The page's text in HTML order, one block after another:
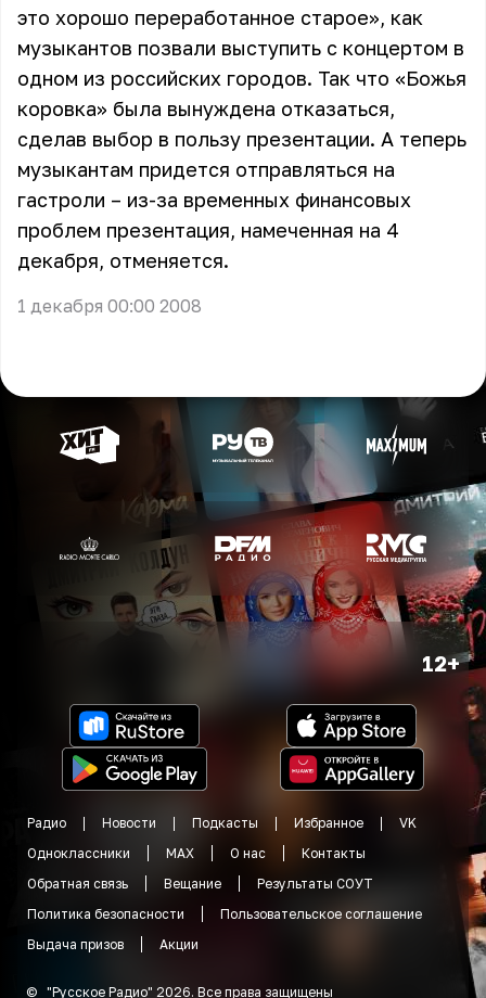
это хорошо переработанное старое», как
музыкантов позвали выступить с концертом в
одном из российских городов. Так что «Божья
коровка» была вынуждена отказаться,
сделав выбор в пользу презентации. А теперь
музыкантам придется отправляться на
гастроли – из-за временных финансовых
проблем презентация, намеченная на 4
декабря, отменяется.
1 декабря 00:00 2008
12+
Радио Новости Подкасты Избранное
VK
Одноклассники
MAX О нас
Контакты
Обратная связь
Вещание
Результаты СОУТ
Политика безопасности
Пользовательское соглашение
Выдача призов
Акции
© "Русское Радио" 2026. Все права защищены